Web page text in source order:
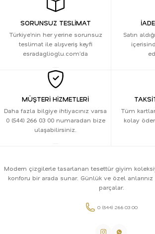
SORUNSUZ TESLİMAT
Türkiye’nin her yerine sorunsuz
teslimat ile alışveriş keyfi
esradaglioglu.com’da
Satın
MÜŞTERİ HİZMETLERİ
Daha fazla bilgiye ihtiyacınız varsa
0 (544) 266 03 00 numaradan bize
ulaşabilirsiniz.
Tüm
kolay
Modern çizgilerle tasarlanan tesettür giyim
konforu bir arada sunar. Günlük ve özel
parçalar.
0 (544) 266 03 00